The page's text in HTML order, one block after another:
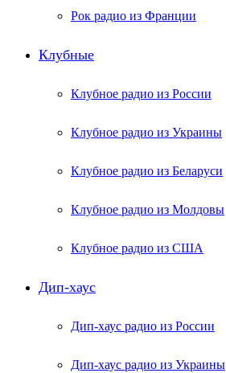
Рок радио из Франции
Клубные
Клубное радио из России
Клубное радио из Украины
Клубное радио из Беларуси
Клубное радио из Молдовы
Клубное радио из США
Дип-хаус
Дип-хаус радио из России
Дип-хаус радио из Украины